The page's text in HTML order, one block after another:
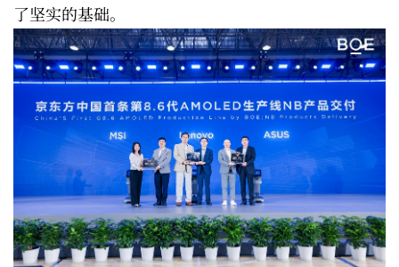
了坚实的基础。